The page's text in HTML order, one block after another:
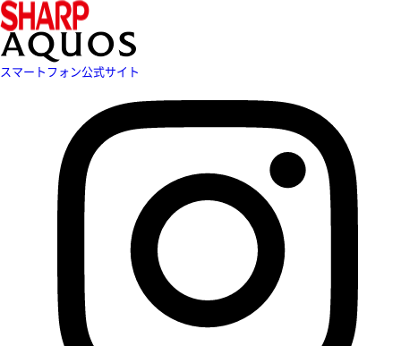
スマートフォン公式サイト